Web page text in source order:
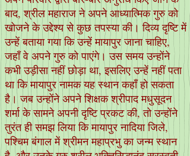
बाद, श्रील महाराज ने अपने आध्यात्मिक गुरु को
खोजने के उद्देश्य से कुछ तपस्या की। दिव्य दृष्टि में
उन्हें बताया गया कि उन्हें मायापुर जाना चाहिए,
जहाँ वे अपने गुरु को पाएंगे। उस समय उन्होंने
कभी उड़ीसा नहीं छोड़ा था, इसलिए उन्हें नहीं पता
था कि मायापुर नामक यह स्थान कहाँ हो सकता
है। जब उन्होंने अपने शिक्षक श्रीपाद मधुसूदन
शर्मा के सामने अपनी दृष्टि प्रकट की, तो उन्होंने
तुरंत ही समझ लिया कि मायापुर नादिया जिले,
पश्चिम बंगाल में श्रीमन महाप्रभु का जन्म स्थान